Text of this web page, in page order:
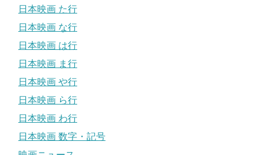
日本映画 た行
日本映画 な行
日本映画 は行
日本映画 ま行
日本映画 や行
日本映画 ら行
日本映画 わ行
日本映画 数字・記号